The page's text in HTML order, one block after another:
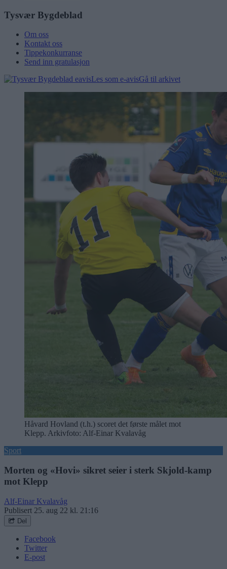
Tysvær Bygdeblad
Om oss
Kontakt oss
Tippekonkurranse
Send inn gratulasjon
Les som e-avisGå til arkivet
Håvard Hovland (t.h.) scoret det første målet mot
Klepp. Arkivfoto: Alf-Einar Kvalavåg
Sport
Morten og «Hovi» sikret seier i sterk Skjold-kamp
mot Klepp
Alf-Einar Kvalavåg
Publisert 25. aug 22 kl. 21:16
Del
Facebook
Twitter
E-post